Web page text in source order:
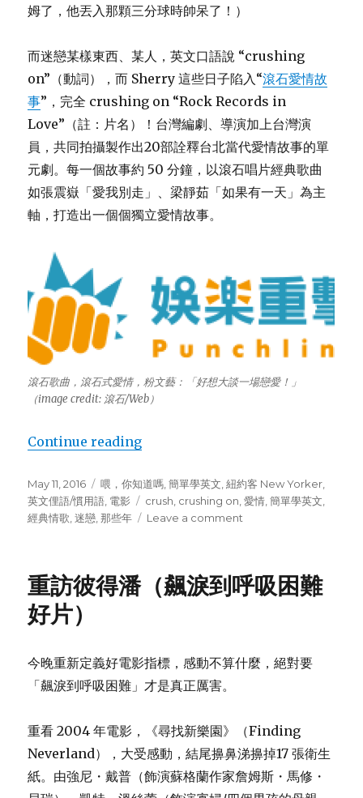
姆了，他丟入那顆三分球時帥呆了！）
而迷戀某樣東西、某人，英文口語說 “crushing
on”（動詞），而 Sherry 這些日子陷入“滾石愛情故
事”，完全 crushing on “Rock Records in
Love”（註：片名）！台灣編劇、導演加上台灣演
員，共同拍攝製作出20部詮釋台北當代愛情故事的單
元劇。每一個故事約 50 分鐘，以滾石唱片經典歌曲
如張震嶽「愛我別走」、梁靜茹「如果有一天」為主
軸，打造出一個個獨立愛情故事。
滾石歌曲，滾石式愛情，粉文藝：「好想大談一場戀愛！」
（image credit: 滾石/Web）
Continue reading
Posted
on
May 11, 2016 Categories
喂，你知道嗎 ,簡單學英文 ,紐約客 New Yorker
英文俚語/慣用語 電影 Tags
crush crushing on ,愛情 ,簡單學英文
經典情歌 ,迷戀 ,那些年 Leave a comment
情
＋
愛
些
年
重訪彼得潘（飆淚到呼吸困難
好片）
今晚重新定義好電影指標，感動不算什麼，絕對要
「飆淚到呼吸困難」才是真正厲害。
重看 2004 年電影，《尋找新樂園》（Finding
Neverland），大受感動，結尾擤鼻涕擤掉17 張衛生
紙。由強尼・戴普（飾演蘇格蘭作家詹姆斯・馬修・